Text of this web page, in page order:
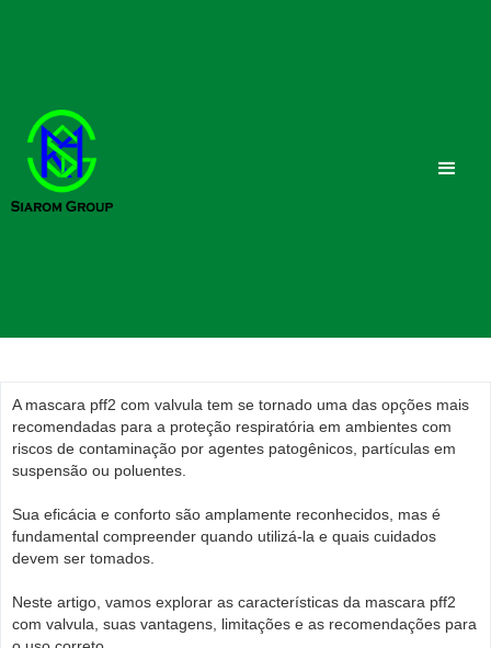
A mascara pff2 com valvula tem se tornado uma das opções mais
recomendadas para a proteção respiratória em ambientes com
riscos de contaminação por agentes patogênicos, partículas em
suspensão ou poluentes.
Sua eficácia e conforto são amplamente reconhecidos, mas é
fundamental compreender quando utilizá-la e quais cuidados
devem ser tomados.
Neste artigo, vamos explorar as características da mascara pff2
com valvula, suas vantagens, limitações e as recomendações para